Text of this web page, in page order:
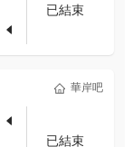
已結束
華岸吧
已結束